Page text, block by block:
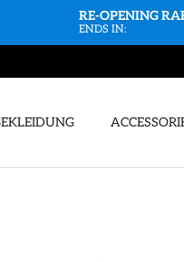
RE-OPENING
ENDS IN: